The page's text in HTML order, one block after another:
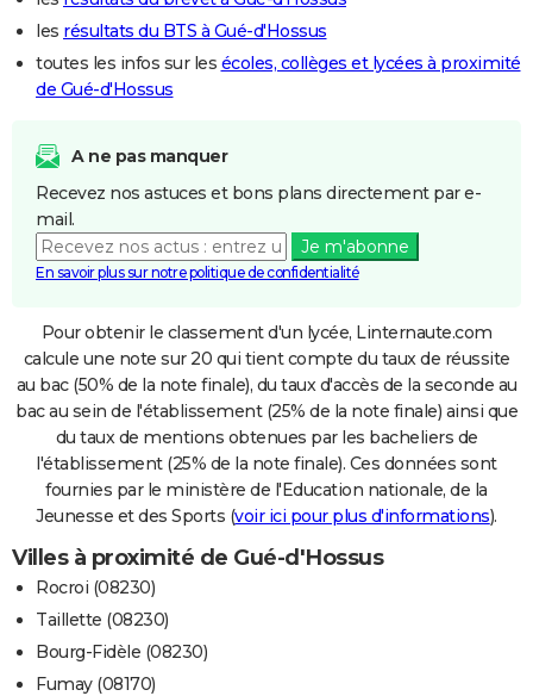
les résultats du BTS à Gué-d'Hossus
toutes les infos sur les écoles, collèges et lycées à proximité
de Gué-d'Hossus
A ne pas manquer
Recevez nos astuces et bons plans directement par e-
mail.
Je m'abonne
En savoir plus sur notre politique de confidentialité
Pour obtenir le classement d'un lycée, Linternaute.com
calcule une note sur 20 qui tient compte du taux de réussite
au bac (50% de la note finale), du taux d'accès de la seconde au
bac au sein de l'établissement (25% de la note finale) ainsi que
du taux de mentions obtenues par les bacheliers de
l'établissement (25% de la note finale). Ces données sont
fournies par le ministère de l'Education nationale, de la
Jeunesse et des Sports (voir ici pour plus d'informations).
Villes à proximité de Gué-d'Hossus
Rocroi (08230)
Taillette (08230)
Bourg-Fidèle (08230)
Fumay (08170)